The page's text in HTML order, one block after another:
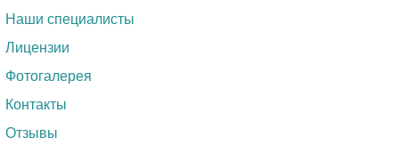
Наши специалисты
Лицензии
Фотогалерея
Контакты
Отзывы